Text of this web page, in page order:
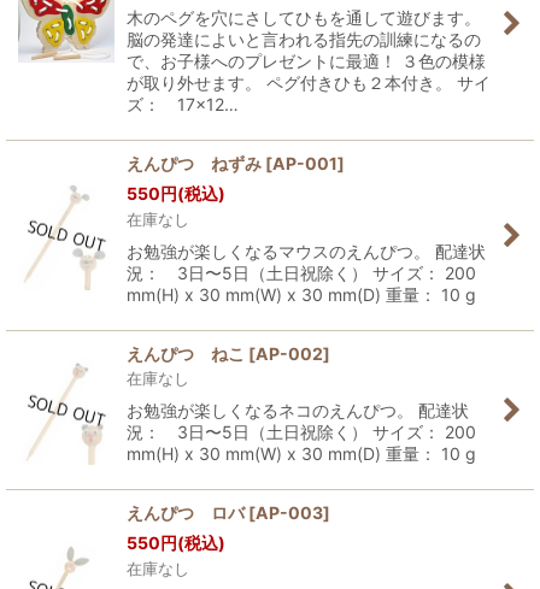
木のペグを穴にさしてひもを通して遊びます。
脳の発達によいと言われる指先の訓練になるの
で、お子様へのプレゼントに最適！ ３色の模様
が取り外せます。 ペグ付きひも２本付き。 サイ
ズ： 17×12…
えんぴつ ねずみ [AP-001]
550円(税込)
在庫なし
お勉強が楽しくなるマウスのえんぴつ。 配達状
況： 3日〜5日（土日祝除く） サイズ： 200
mm(H) x 30 mm(W) x 30 mm(D) 重量： 10 g
えんぴつ ねこ [AP-002]
在庫なし
お勉強が楽しくなるネコのえんぴつ。 配達状
況： 3日〜5日（土日祝除く） サイズ： 200
mm(H) x 30 mm(W) x 30 mm(D) 重量： 10 g
えんぴつ ロバ [AP-003]
550円(税込)
在庫なし